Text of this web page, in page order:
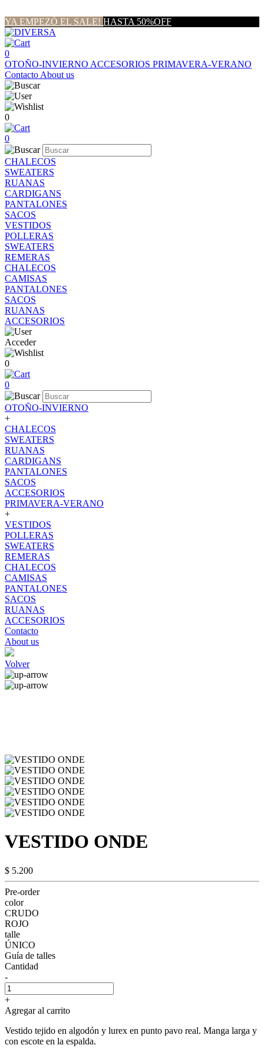
YA EMPEZÓ EL SALE! HASTA 50%OFF
0
OTOÑO-INVIERNO ACCESORIOS PRIMAVERA-VERANO
Contacto About us
0
0
CHALECOS
SWEATERS
RUANAS
CARDIGANS
PANTALONES
SACOS
VESTIDOS
POLLERAS
SWEATERS
REMERAS
CHALECOS
CAMISAS
PANTALONES
SACOS
RUANAS
ACCESORIOS
Acceder
0
0
OTOÑO-INVIERNO
+
CHALECOS
SWEATERS
RUANAS
CARDIGANS
PANTALONES
SACOS
ACCESORIOS
PRIMAVERA-VERANO
+
VESTIDOS
POLLERAS
SWEATERS
REMERAS
CHALECOS
CAMISAS
PANTALONES
SACOS
RUANAS
ACCESORIOS
Contacto
About us
Volver
VESTIDO ONDE
$ 5.200
Pre-order
color
CRUDO
ROJO
talle
ÚNICO
Guía de talles
Cantidad
-
+
Agregar al carrito
Vestido tejido en algodón y lurex en punto pavo real. Manga larga y
con escote en la espalda.